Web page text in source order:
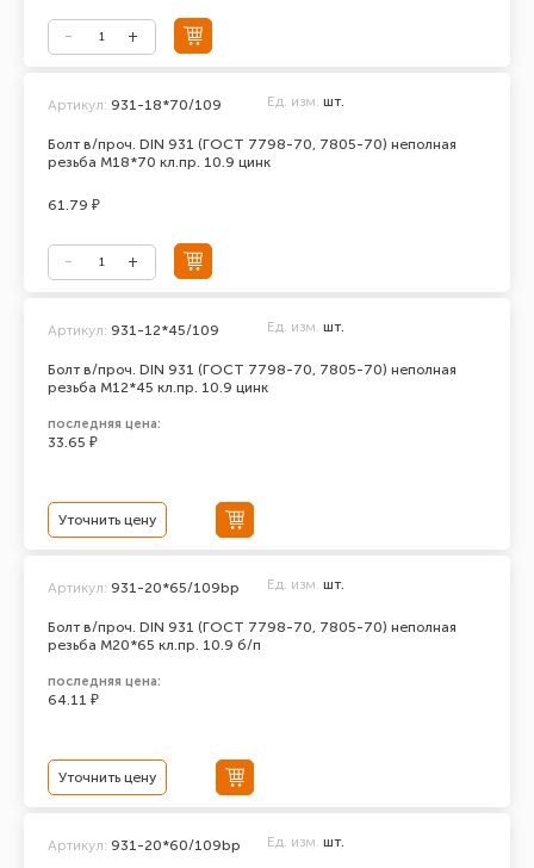
Болт в/проч. DIN 931 (ГОСТ 7798-70, 7805-70) неполная
резьба М18*70 кл.пр. 10.9 цинк
Артикул: 931-18*70/109 Ед. изм. шт.
61.79 ₽
Болт в/проч. DIN 931 (ГОСТ 7798-70, 7805-70) неполная
резьба М12*45 кл.пр. 10.9 цинк
Артикул: 931-12*45/109 Ед. изм. шт.
последняя цена:
33.65 ₽
Уточнить цену
Болт в/проч. DIN 931 (ГОСТ 7798-70, 7805-70) неполная
резьба М20*65 кл.пр. 10.9 б/п
Артикул: 931-20*65/109bp Ед. изм. шт.
последняя цена:
64.11 ₽
Уточнить цену
Артикул: 931-20*60/109bp Ед. изм. шт.